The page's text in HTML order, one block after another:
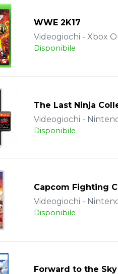
WWE 2K17
Videogiochi - Xbox
Disponibile
The Last Ninja
Videogiochi -
Disponibile
Capcom Fighting
Videogiochi -
Disponibile
Forward to the Sky